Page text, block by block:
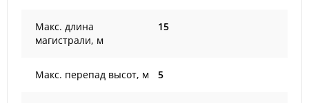
Макс. длина
магистрали, м
15
Макс. перепад высот, м 5